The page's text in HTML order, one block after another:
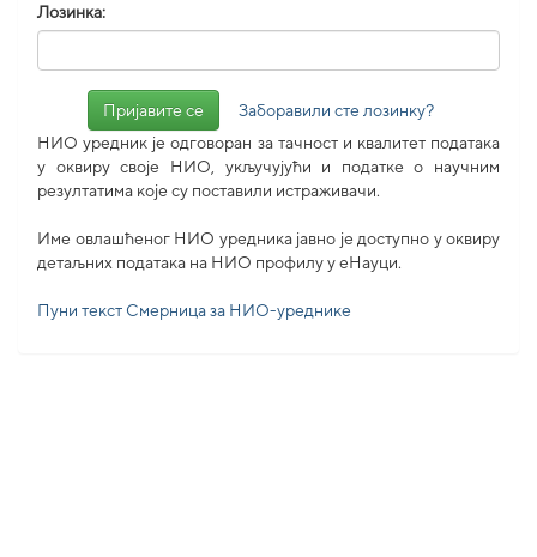
Лозинка:
Заборавили сте лозинку?
НИО уредник је одговоран за тачност и квалитет података
у оквиру своје НИО, укључујући и податке о научним
резултатима које су поставили истраживачи.
Име овлашћеног НИО уредника јавно је доступно у оквиру
детаљних података на НИО профилу у еНауци.
Пуни текст Смерница за НИО-уреднике